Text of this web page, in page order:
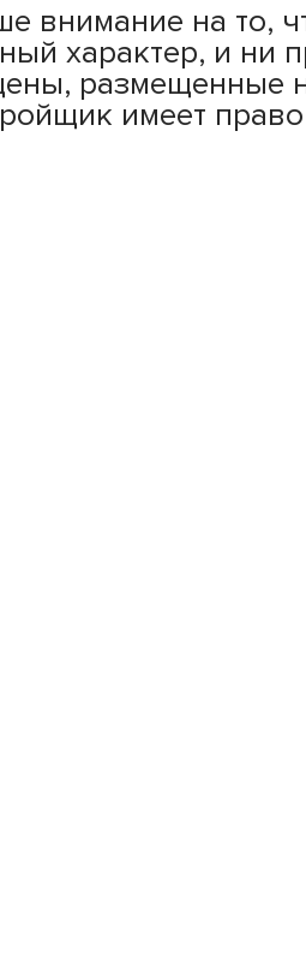
внимание на то,
характер, и ни
размещенные
имеет